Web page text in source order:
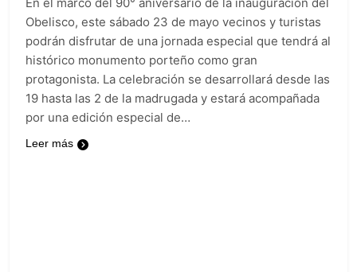
En el marco del 90° aniversario de la inauguración del
Obelisco, este sábado 23 de mayo vecinos y turistas
podrán disfrutar de una jornada especial que tendrá al
histórico monumento porteño como gran
protagonista. La celebración se desarrollará desde las
19 hasta las 2 de la madrugada y estará acompañada
por una edición especial de…
Leer más